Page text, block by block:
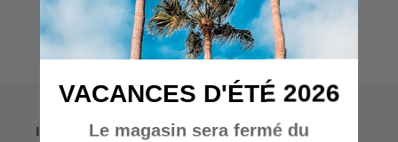
Informations
VACANCES D'ÉTÉ 2026
Le magasin sera fermé du